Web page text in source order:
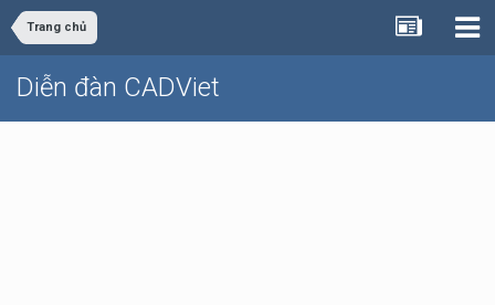
Trang chủ
Diễn đàn CADViet